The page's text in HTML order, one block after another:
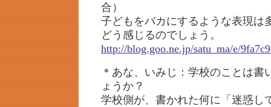
合）
子どもをバカにするような表現は
どう感じるのでしょう。
http://blog.goo.ne.jp/satu_ma/e/
＊あな、いみじ：学校のことは書
ょうか？
学校側が、書かれた何に「迷惑し